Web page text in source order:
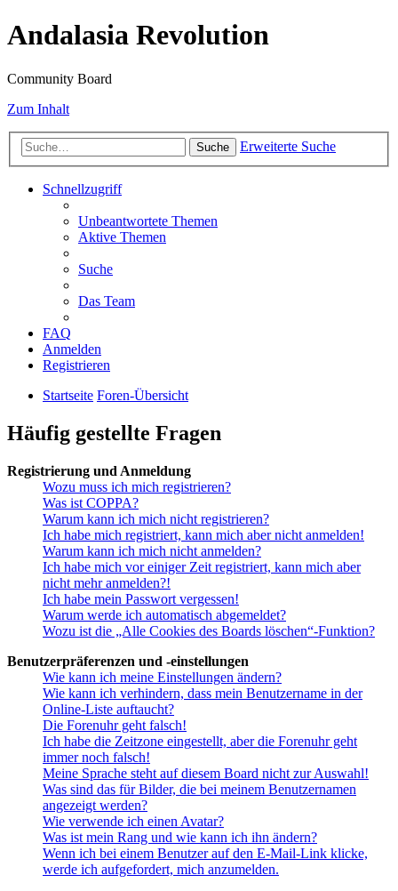
Andalasia Revolution
Community Board
Zum Inhalt
Suche Erweiterte Suche
Schnellzugriff
Unbeantwortete Themen
Aktive Themen
Suche
Das Team
FAQ
Anmelden
Registrieren
Startseite Foren-Übersicht
Häufig gestellte Fragen
Registrierung und Anmeldung
Wozu muss ich mich registrieren?
Was ist COPPA?
Warum kann ich mich nicht registrieren?
Ich habe mich registriert, kann mich aber nicht anmelden!
Warum kann ich mich nicht anmelden?
Ich habe mich vor einiger Zeit registriert, kann mich aber
nicht mehr anmelden?!
Ich habe mein Passwort vergessen!
Warum werde ich automatisch abgemeldet?
Wozu ist die „Alle Cookies des Boards löschen“-Funktion?
Benutzerpräferenzen und -einstellungen
Wie kann ich meine Einstellungen ändern?
Wie kann ich verhindern, dass mein Benutzername in der
Online-Liste auftaucht?
Die Forenuhr geht falsch!
Ich habe die Zeitzone eingestellt, aber die Forenuhr geht
immer noch falsch!
Meine Sprache steht auf diesem Board nicht zur Auswahl!
Was sind das für Bilder, die bei meinem Benutzernamen
angezeigt werden?
Wie verwende ich einen Avatar?
Was ist mein Rang und wie kann ich ihn ändern?
Wenn ich bei einem Benutzer auf den E-Mail-Link klicke,
werde ich aufgefordert, mich anzumelden.